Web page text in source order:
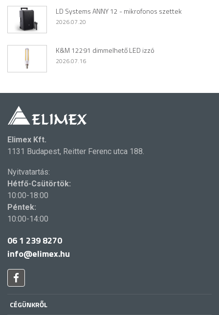
LD Systems ANNY 12 - mikrofonos szettek
2026.07.20
K&M 12291 dimmelhető LED izzó
2026.07.16
Elimex Kft.
1131 Budapest, Reitter Ferenc utca 188.
Nyitvatartás:
Hétfő-Csütörtök:
10:00-18:00
Péntek:
10:00-14:00
06 1 239 8270
info@elimex.hu
CÉGÜNKRŐL